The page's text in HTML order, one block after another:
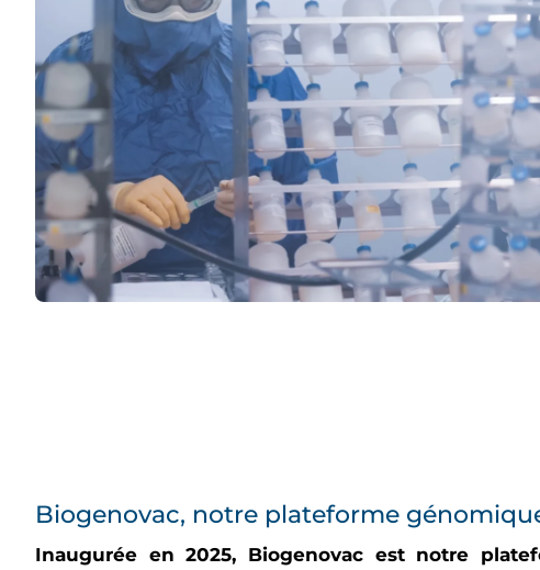
Biogenovac, notre plateforme
Inaugurée en 2025, Biogenovac est notre